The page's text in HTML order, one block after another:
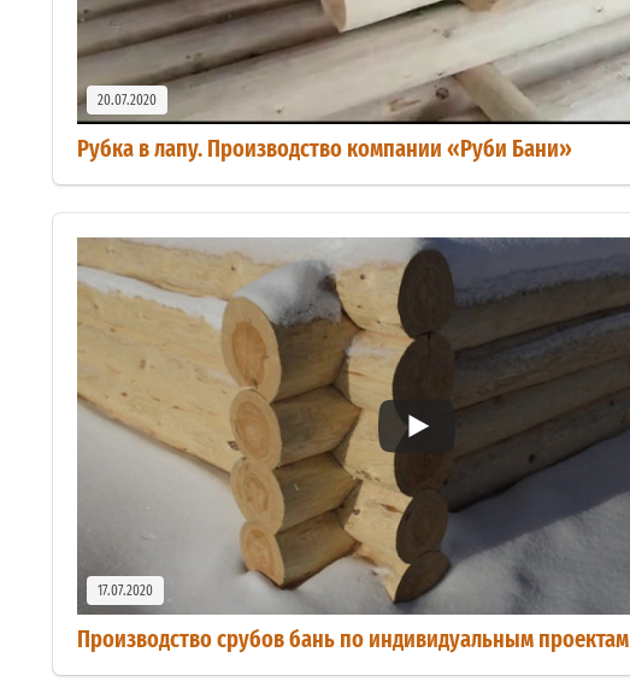
20.07.2020
Рубка в лапу. Производство компании «Руби Бани»
17.07.2020
Производство срубов бань по индивидуальным проектам